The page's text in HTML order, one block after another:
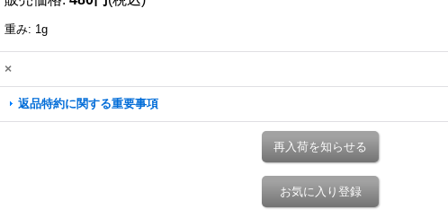
重み: 1g
×
返品特約に関する重要事項
再入荷を知らせる
お気に入り登録